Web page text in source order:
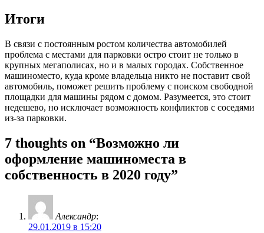
Итоги
В связи с постоянным ростом количества автомобилей
проблема с местами для парковки остро стоит не только в
крупных мегаполисах, но и в малых городах. Собственное
машиноместо, куда кроме владельца никто не поставит свой
автомобиль, поможет решить проблему с поиском свободной
площадки для машины рядом с домом. Разумеется, это стоит
недешево, но исключает возможность конфликтов с соседями
из-за парковки.
7 thoughts on “Возможно ли
оформление машиноместа в
собственность в 2020 году”
Александр:
29.01.2019 в 15:20